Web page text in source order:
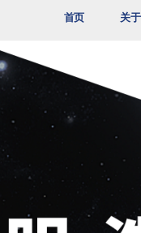
首页 关